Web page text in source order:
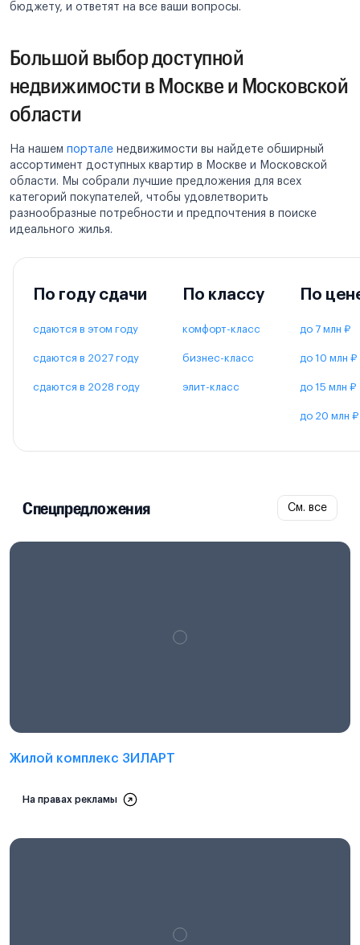
бюджету, и ответят на все ваши вопросы.
Большой выбор доступной
недвижимости в Москве и Московской
области
На нашем портале недвижимости вы найдете обширный
ассортимент доступных квартир в Москве и Московской
области. Мы собрали лучшие предложения для всех
категорий покупателей, чтобы удовлетворить
разнообразные потребности и предпочтения в поиске
идеального жилья.
По году сдачи
сдаются в этом году
сдаются в 2027 году
сдаются в 2028 году
По классу
комфорт-класс
бизнес-класс
элит-класс
По
до 7 млн ₽
до 10 млн ₽
до 15 млн ₽
до 20 млн ₽
Спецпредложения См. все
Жилой комплекс ЗИЛАРТ
На правах рекламы